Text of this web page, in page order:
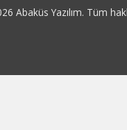
Abaküs Yazılım. Tüm